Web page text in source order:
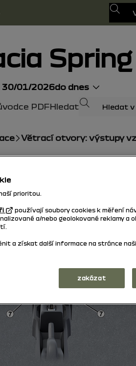
Hledat
Spring
30/01/2026do dnes
PDFHledat
Hledat
Větrací otvory: výstupy
prioritou.
používají soubory cookies k měření
a/nebo geolokované reklamy a
a získat další informace na stránce
zakázat